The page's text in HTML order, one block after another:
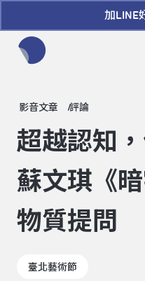
加LINE
影音文章 評論
超越認知
蘇文琪《
物質提問
臺北藝術節